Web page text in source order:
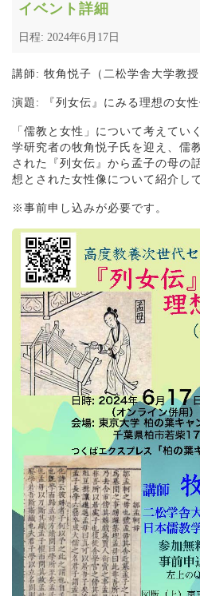
イベント詳細
日程: 2024年6月17日
講師: 牧角悦子（二松学舎大学教授
演題: 『列女伝』にみる理想の女性
「儒教と女性」について考えてい
学研究者の牧角悦子氏を迎え、儒
された『列女伝』から孟子の母の
想とされた女性像について紹介し
※事前申し込みが必要です。